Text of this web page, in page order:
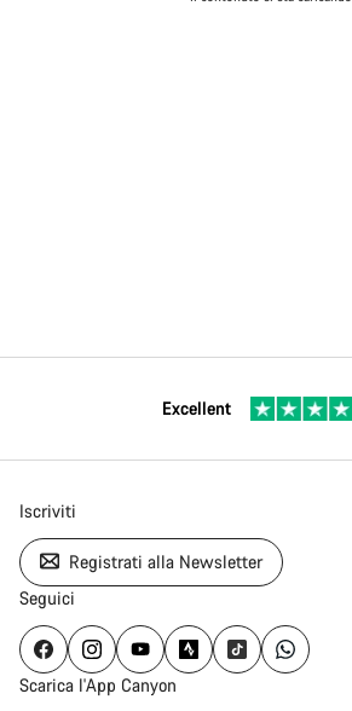
Excellent
Iscriviti
Registrati alla Newsletter
Seguici
Scarica l'App Canyon